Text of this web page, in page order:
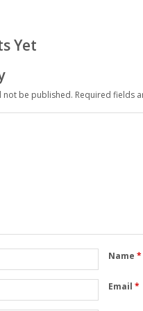
Yet
not be published. Required fields
Name *
Email *